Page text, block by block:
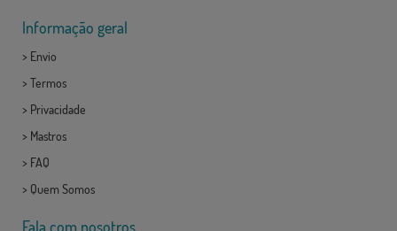
Informação geral
> Envio
> Termos
> Privacidade
> Mastros
> FAQ
> Quem Somos
Fala com nosotros